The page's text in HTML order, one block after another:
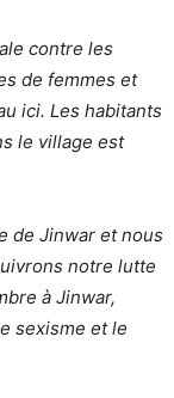
contre les
de femmes et
ici. Les habitants
le village est
de Jinwar et nous
notre lutte
à Jinwar,
sexisme et le